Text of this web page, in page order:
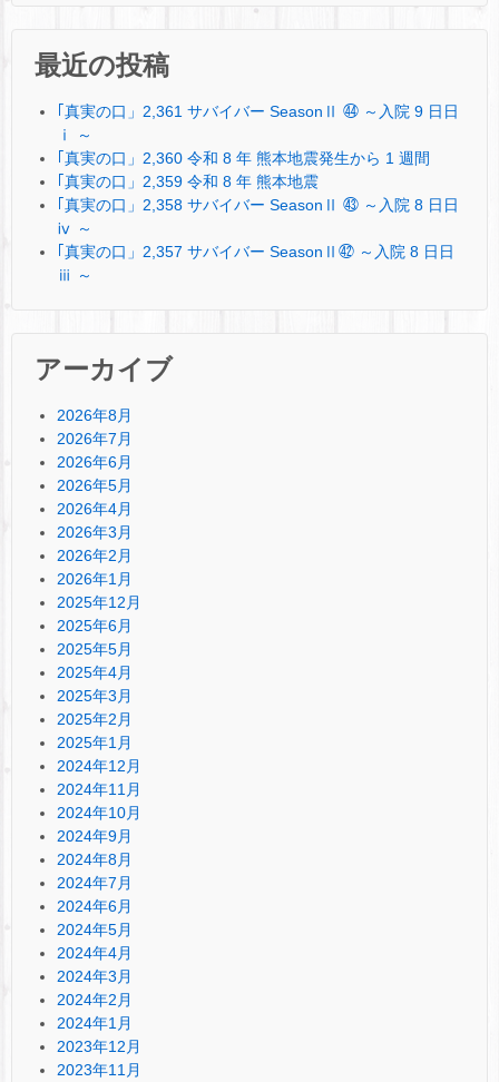
最近の投稿
｢真実の口」2,361 サバイバー SeasonⅡ ㊹ ～入院 9 日日
ⅰ ～
｢真実の口」2,360 令和 8 年 熊本地震発生から 1 週間
｢真実の口」2,359 令和 8 年 熊本地震
｢真実の口」2,358 サバイバー SeasonⅡ ㊸ ～入院 8 日日
ⅳ ～
｢真実の口」2,357 サバイバー SeasonⅡ㊷ ～入院 8 日日
ⅲ ～
アーカイブ
2026年8月
2026年7月
2026年6月
2026年5月
2026年4月
2026年3月
2026年2月
2026年1月
2025年12月
2025年6月
2025年5月
2025年4月
2025年3月
2025年2月
2025年1月
2024年12月
2024年11月
2024年10月
2024年9月
2024年8月
2024年7月
2024年6月
2024年5月
2024年4月
2024年3月
2024年2月
2024年1月
2023年12月
2023年11月